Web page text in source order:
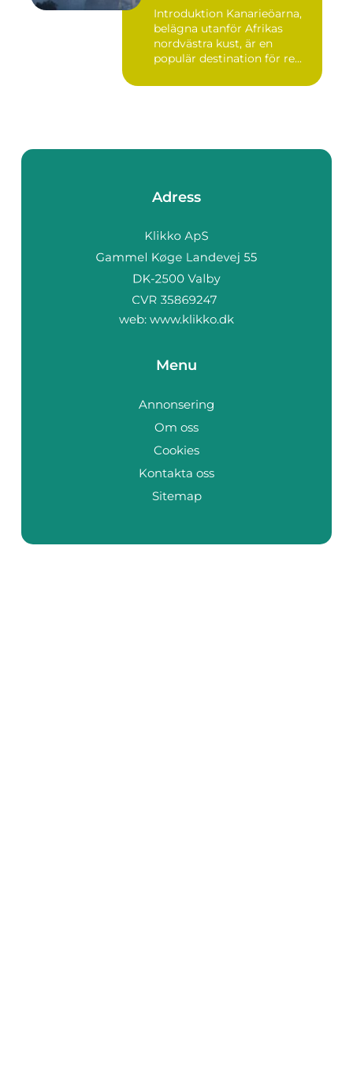
Introduktion Kanarieöarna,
belägna utanför Afrikas
nordvästra kust, är en
populär destination för re...
Adress
web: www.klikko.dk
Menu
Annonsering
Om oss
Cookies
Kontakta oss
Sitemap